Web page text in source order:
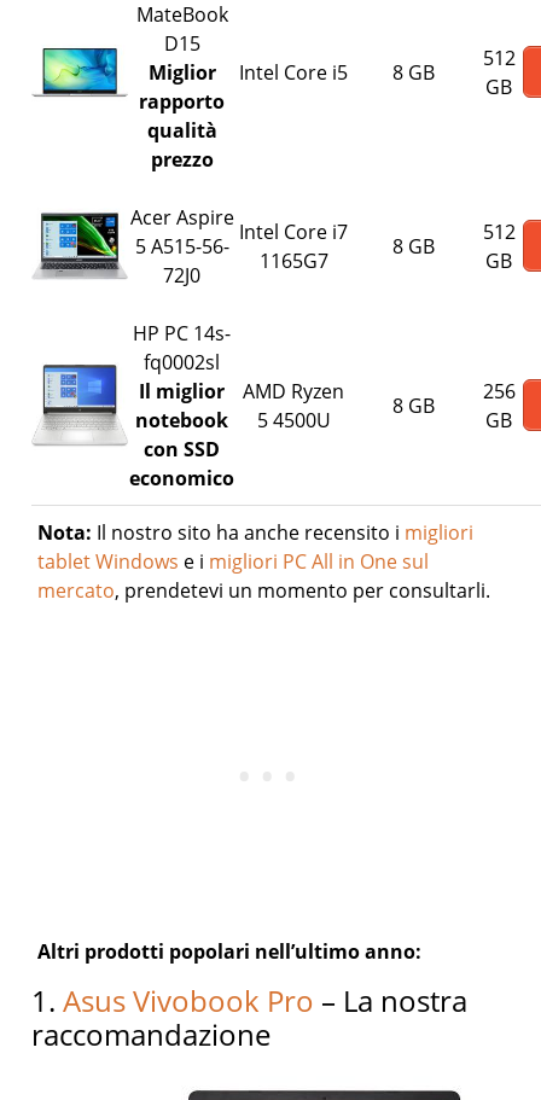
MateBook
D15
Miglior
rapporto
qualità
prezzo
Intel Core i5 8 GB
512
GB
Acer Aspire
5 A515-56-
72J0
Intel Core i7
1165G7
8 GB
512
GB
HP PC 14s-
fq0002sl
Il miglior
notebook
con SSD
economico
AMD Ryzen
5 4500U
8 GB
256
GB
Nota: Il nostro sito ha anche recensito i migliori
tablet Windows e i migliori PC All in One sul
mercato, prendetevi un momento per consultarli.
Altri prodotti popolari nell’ultimo anno:
1.Asus Vivobook Pro – La nostra
raccomandazione